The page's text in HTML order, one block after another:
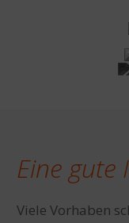
Eine gute
Viele Vorhaben